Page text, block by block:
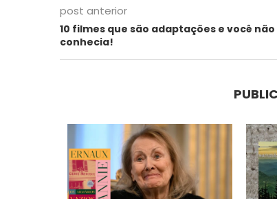
post anterior
10 filmes que são adaptações e você não
conhecia!